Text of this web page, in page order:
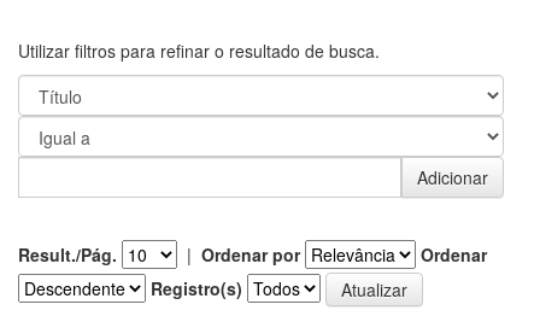
Utilizar filtros para refinar o resultado de busca.
Result./Pág. | Ordenar por
Ordenar
Registro(s)